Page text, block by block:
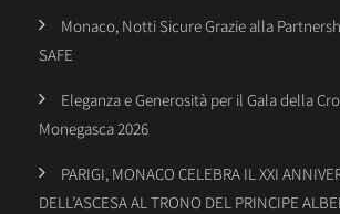
Monaco, Notti Sicure Grazie alla
SAFE
Eleganza e Generosità per il Gala della
Monegasca 2026
PARIGI, MONACO CELEBRA IL XXI
DELL’ASCESA AL TRONO DEL PRINCIPE